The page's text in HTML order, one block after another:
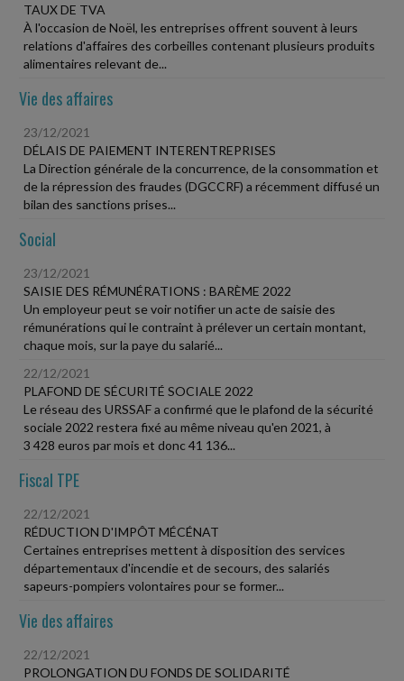
TAUX DE TVA
À l'occasion de Noël, les entreprises offrent souvent à leurs
relations d'affaires des corbeilles contenant plusieurs produits
alimentaires relevant de...
Vie des affaires
23/12/2021
DÉLAIS DE PAIEMENT INTERENTREPRISES
La Direction générale de la concurrence, de la consommation et
de la répression des fraudes (DGCCRF) a récemment diffusé un
bilan des sanctions prises...
Social
23/12/2021
SAISIE DES RÉMUNÉRATIONS : BARÈME 2022
Un employeur peut se voir notifier un acte de saisie des
rémunérations qui le contraint à prélever un certain montant,
chaque mois, sur la paye du salarié...
22/12/2021
PLAFOND DE SÉCURITÉ SOCIALE 2022
Le réseau des URSSAF a confirmé que le plafond de la sécurité
sociale 2022 restera fixé au même niveau qu'en 2021, à
3 428 euros par mois et donc 41 136...
Fiscal TPE
22/12/2021
RÉDUCTION D'IMPÔT MÉCÉNAT
Certaines entreprises mettent à disposition des services
départementaux d'incendie et de secours, des salariés
sapeurs-pompiers volontaires pour se former...
Vie des affaires
22/12/2021
PROLONGATION DU FONDS DE SOLIDARITÉ